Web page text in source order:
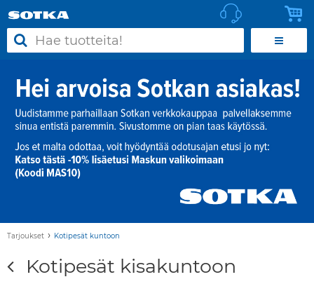
Tarjoukset › Kotipesät kuntoon
Kotipesät kisakuntoon